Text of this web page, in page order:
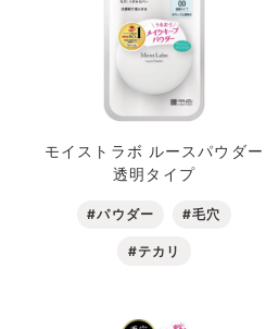
モイストラボ ルースパウダー
透明タイプ
#パウダー #毛穴
#テカリ